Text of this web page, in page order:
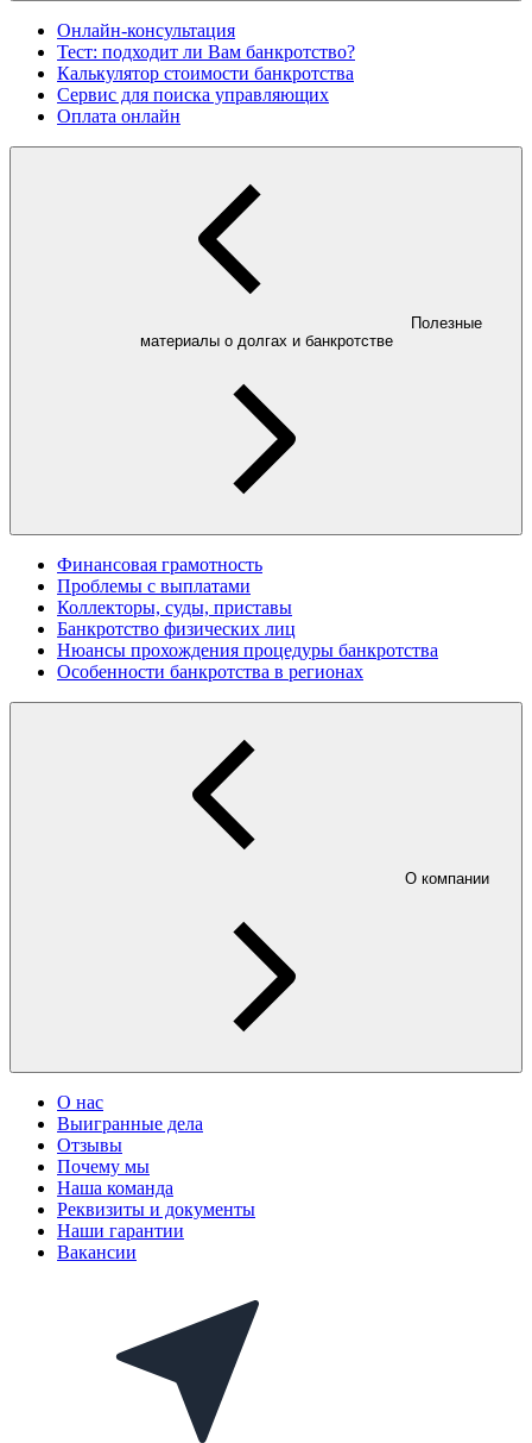
Онлайн-консультация
Тест: подходит ли Вам банкротство?
Калькулятор стоимости банкротства
Сервис для поиска управляющих
Оплата онлайн
Полезные
материалы о долгах и банкротстве
Финансовая грамотность
Проблемы с выплатами
Коллекторы, суды, приставы
Банкротство физических лиц
Нюансы прохождения процедуры банкротства
Особенности банкротства в регионах
О компании
О нас
Выигранные дела
Отзывы
Почему мы
Наша команда
Реквизиты и документы
Наши гарантии
Вакансии